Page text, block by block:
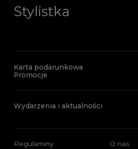
Stylistka
Karta podarunkowa
Promocje
Wydarzenia i aktualności
Regulaminy
O nas